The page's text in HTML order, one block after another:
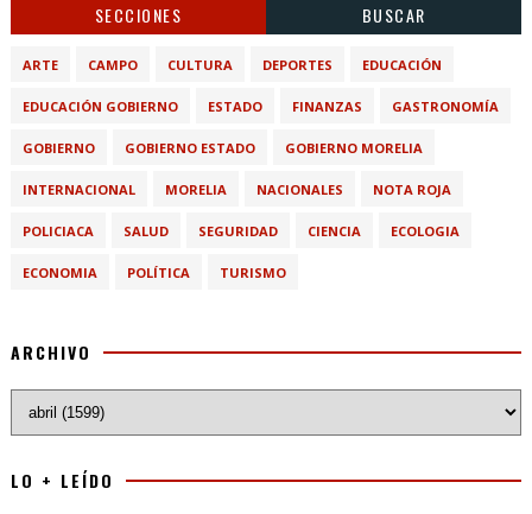
SECCIONES BUSCAR
ARTE CAMPO CULTURA DEPORTES EDUCACIÓN
EDUCACIÓN GOBIERNO ESTADO FINANZAS GASTRONOMÍA
GOBIERNO GOBIERNO ESTADO GOBIERNO MORELIA
INTERNACIONAL MORELIA NACIONALES NOTA ROJA
POLICIACA SALUD SEGURIDAD CIENCIA ECOLOGIA
ECONOMIA POLÍTICA TURISMO
ARCHIVO
LO + LEÍDO